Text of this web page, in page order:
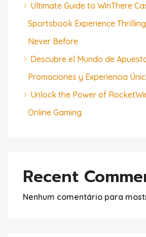
Ultimate Guide to WinThere
Sportsbook Experience
Never Before
Descubre el Mundo de
Promociones y Experiencia
Unlock the Power of
Online Gaming
Recent
Nenhum comentário para